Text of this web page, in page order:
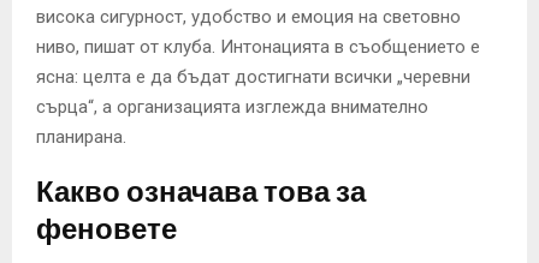
висока сигурност, удобство и емоция на световно
ниво, пишат от клуба. Интонацията в съобщението е
ясна: целта е да бъдат достигнати всички „черевни
сърца“, а организацията изглежда внимателно
планирана.
Какво означава това за
феновете